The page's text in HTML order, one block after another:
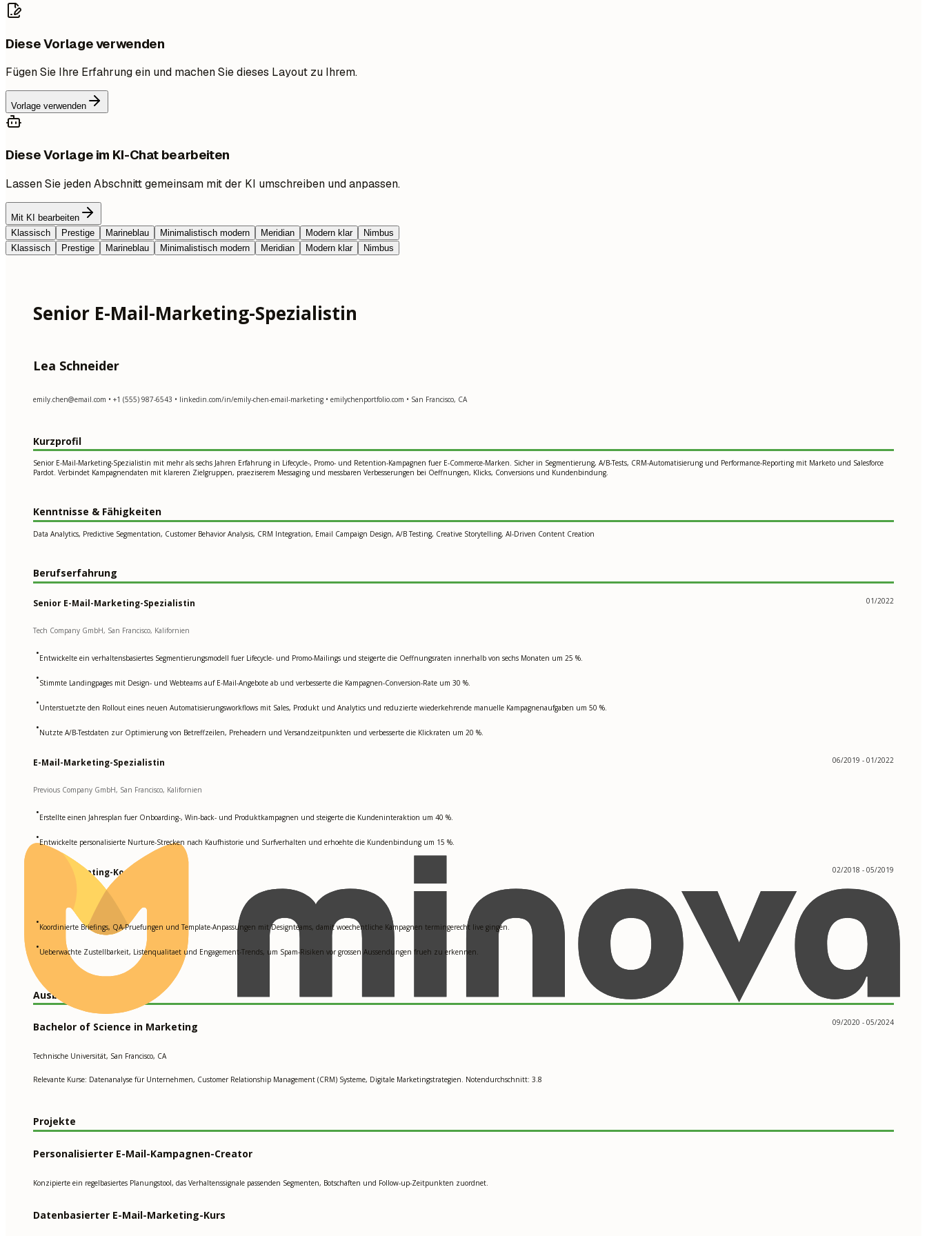
Diese Vorlage verwenden
Fügen Sie Ihre Erfahrung ein und machen Sie dieses Layout zu Ihrem.
Vorlage verwenden
Diese Vorlage im KI-Chat bearbeiten
Lassen Sie jeden Abschnitt gemeinsam mit der KI umschreiben und anpassen.
Mit KI bearbeiten
Klassisch
Prestige Marineblau Minimalistisch modern Meridian Modern klar
Nimbus
Klassisch
Prestige Marineblau Minimalistisch modern Meridian Modern klar Nimbus
Senior E-Mail-Marketing-Spezialistin
Lea Schneider
emily.chen@email.com • +1 (555) 987-6543 • linkedin.com/in/emily-chen-email-marketing • emilychenportfolio.com • San Francisco, CA
Kurzprofil
Senior E-Mail-Marketing-Spezialistin mit mehr als sechs Jahren Erfahrung in Lifecycle-, Promo- und Retention-Kampagnen fuer E-Commerce-Marken. Sicher in Segmentierung, A/B-Tests, CRM-Automatisierung und Performance-Reporting mit Marketo und Salesforce
Pardot. Verbindet Kampagnendaten mit klareren Zielgruppen, praeziserem Messaging und messbaren Verbesserungen bei Oeffnungen, Klicks, Conversions und Kundenbindung.
Kenntnisse & Fähigkeiten
Data Analytics, Predictive Segmentation, Customer Behavior Analysis, CRM Integration, Email Campaign Design, A/B Testing, Creative Storytelling, AI-Driven Content Creation
Berufserfahrung
Senior E-Mail-Marketing-Spezialistin 01/2022
Tech Company GmbH, San Francisco, Kalifornien
•Entwickelte ein verhaltensbasiertes Segmentierungsmodell fuer Lifecycle- und Promo-Mailings und steigerte die Oeffnungsraten innerhalb von sechs Monaten um 25 %.
•Stimmte Landingpages mit Design- und Webteams auf E-Mail-Angebote ab und verbesserte die Kampagnen-Conversion-Rate um 30 %.
•Unterstuetzte den Rollout eines neuen Automatisierungsworkflows mit Sales, Produkt und Analytics und reduzierte wiederkehrende manuelle Kampagnenaufgaben um 50 %.
•Nutzte A/B-Testdaten zur Optimierung von Betreffzeilen, Preheadern und Versandzeitpunkten und verbesserte die Klickraten um 20 %.
E-Mail-Marketing-Spezialistin 06/2019 - 01/2022
Previous Company GmbH, San Francisco, Kalifornien
•Erstellte einen Jahresplan fuer Onboarding-, Win-back- und Produktkampagnen und steigerte die Kundeninteraktion um 40 %.
•Entwickelte personalisierte Nurture-Strecken nach Kaufhistorie und Surfverhalten und erhoehte die Kundenbindung um 15 %.
E-Mail-Marketing-Koordinatorin 02/2018 - 05/2019
Early Startup GmbH, San Francisco, Kalifornien
•Koordinierte Briefings, QA-Pruefungen und Template-Anpassungen mit Designteams, damit woechentliche Kampagnen termingerecht live gingen.
•Ueberwachte Zustellbarkeit, Listenqualitaet und Engagement-Trends, um Spam-Risiken vor grossen Aussendungen frueh zu erkennen.
Ausbildung
Bachelor of Science in Marketing 09/2020 - 05/2024
Technische Universität, San Francisco, CA
Relevante Kurse: Datenanalyse für Unternehmen, Customer Relationship Management (CRM) Systeme, Digitale Marketingstrategien. Notendurchschnitt: 3.8
Projekte
Personalisierter E-Mail-Kampagnen-Creator
Konzipierte ein regelbasiertes Planungstool, das Verhaltenssignale passenden Segmenten, Botschaften und Follow-up-Zeitpunkten zuordnet.
Datenbasierter E-Mail-Marketing-Kurs